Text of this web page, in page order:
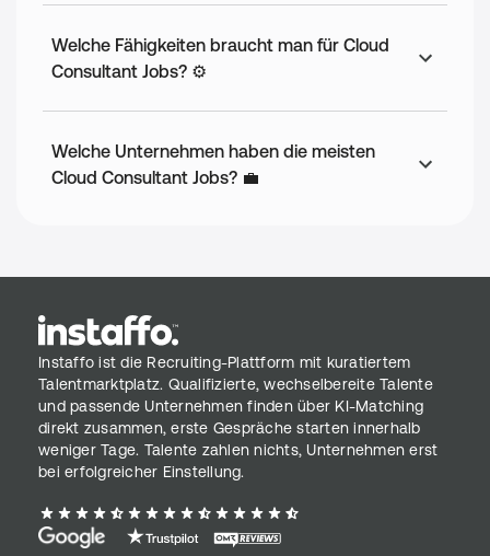
Welche Fähigkeiten braucht man für Cloud
Consultant Jobs? ⚙️
Welche Unternehmen haben die meisten
Cloud Consultant Jobs? 💼
Instaffo ist die Recruiting-Plattform mit kuratiertem
Talentmarktplatz. Qualifizierte, wechselbereite Talente
und passende Unternehmen finden über KI-Matching
direkt zusammen, erste Gespräche starten innerhalb
weniger Tage. Talente zahlen nichts, Unternehmen erst
bei erfolgreicher Einstellung.